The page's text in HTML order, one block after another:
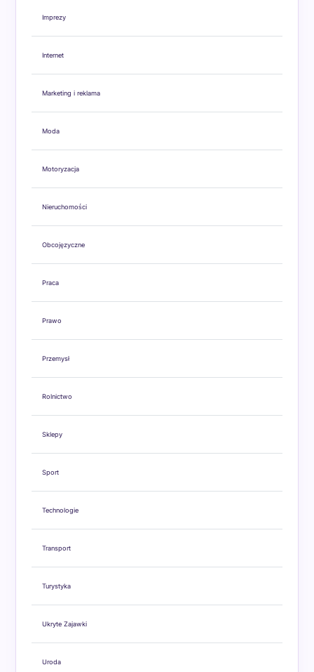
Imprezy
Internet
Marketing i reklama
Moda
Motoryzacja
Nieruchomości
Obcojęzyczne
Praca
Prawo
Przemysł
Rolnictwo
Sklepy
Sport
Technologie
Transport
Turystyka
Ukryte Zajawki
Uroda